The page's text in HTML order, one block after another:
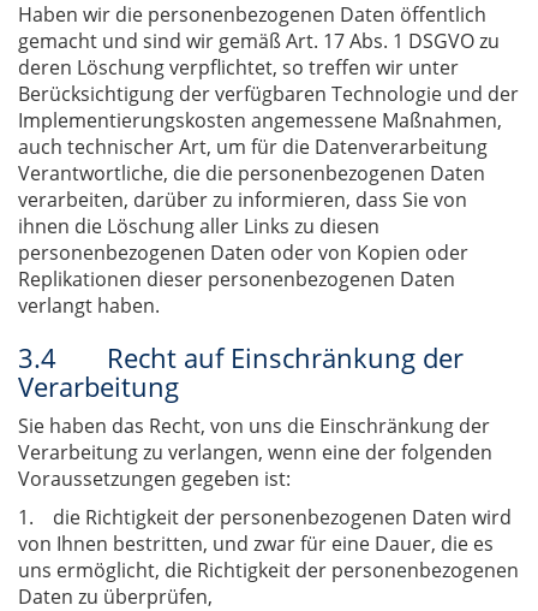
Haben wir die personenbezogenen Daten öffentlich
gemacht und sind wir gemäß Art. 17 Abs. 1 DSGVO zu
deren Löschung verpflichtet, so treffen wir unter
Berücksichtigung der verfügbaren Technologie und der
Implementierungskosten angemessene Maßnahmen,
auch technischer Art, um für die Datenverarbeitung
Verantwortliche, die die personenbezogenen Daten
verarbeiten, darüber zu informieren, dass Sie von
ihnen die Löschung aller Links zu diesen
personenbezogenen Daten oder von Kopien oder
Replikationen dieser personenbezogenen Daten
verlangt haben.
3.4 Recht auf Einschränkung der
Verarbeitung
Sie haben das Recht, von uns die Einschränkung der
Verarbeitung zu verlangen, wenn eine der folgenden
Voraussetzungen gegeben ist:
1. die Richtigkeit der personenbezogenen Daten wird
von Ihnen bestritten, und zwar für eine Dauer, die es
uns ermöglicht, die Richtigkeit der personenbezogenen
Daten zu überprüfen,